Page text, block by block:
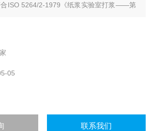
合ISO 5264/2-1979《纸浆实验室打浆——第
05
联系我们